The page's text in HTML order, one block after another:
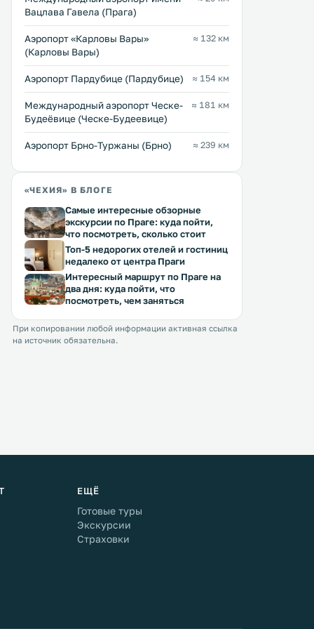
магазинами, ресторанами и кафе-
барами в Праге, на Староместской
площади, в 100 метрах от
Астрономических часов Орлой и в
услугам гостей бесплатный Wi-Fi. .
Перейти →
площади. В апартаментах
возможно размещение с
территории. .
Вацлава Гавела (Прага)
Аэропорт «Карловы Вары»
(Карловы Вары)
≈ 132 км
Аэропорт Пардубице (Пардубице) ≈ 154 км
Международный аэропорт Ческе-
Будеёвице (Ческе-Будеевице)
≈ 181 км
Аэропорт Брно-Туржаны (Брно) ≈ 239 км
«ЧЕХИЯ» В БЛОГЕ
Самые интересные обзорные
экскурсии по Праге: куда пойти,
что посмотреть, сколько стоит
Топ-5 недорогих отелей и гостиниц
недалеко от центра Праги
Интересный маршрут по Праге на
два дня: куда пойти, что
посмотреть, чем заняться
При копировании любой информации активная ссылка
на источник обязательна.
ЕЩЁ
Готовые туры
Экскурсии
Страховки